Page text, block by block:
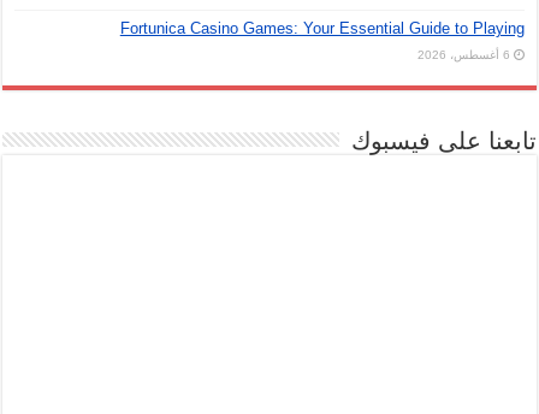
Fortunica Casino Games: Your Essential Guide to Playing
6 أغسطس، 2026
تابعنا على فيسبوك